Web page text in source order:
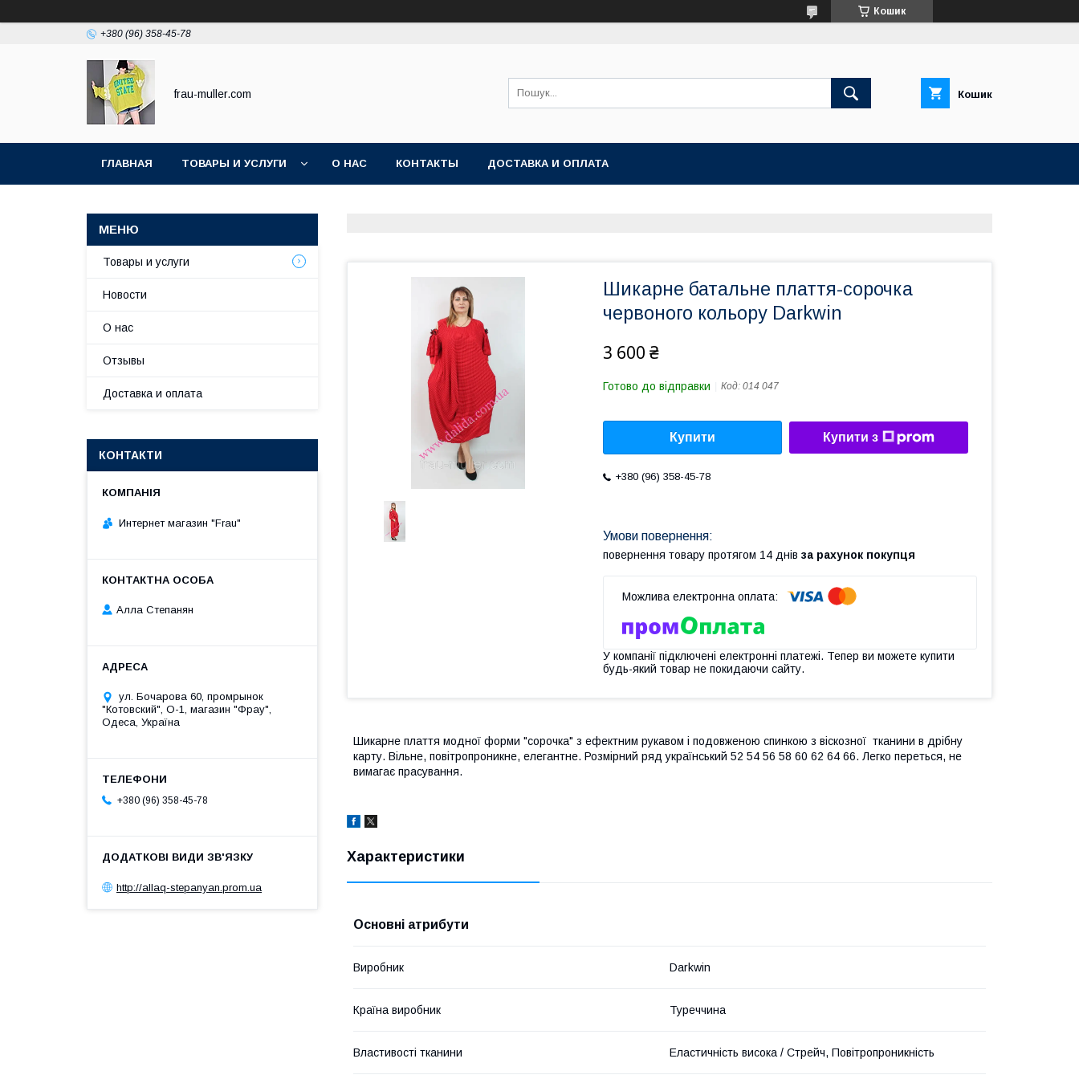
Кошик
+380 (96) 358-45-78
frau-muller.com Кошик
ГЛАВНАЯ ТОВАРЫ И УСЛУГИ О НАС КОНТАКТЫ ДОСТАВКА И ОПЛАТА
Шикарне батальне плаття-сорочка
червоного кольору Darkwin
3 600 ₴
Готово до відправки Код: 014 047
Купити Купити з
+380 (96) 358-45-78
повернення товару протягом 14 днів за рахунок покупця
У компанії підключені електронні платежі. Тепер ви можете купити
будь-який товар не покидаючи сайту.
Шикарне плаття модної форми "сорочка" з ефектним рукавом і подовженою спинкою з віскозної тканини в дрібну
карту. Вільне, повітропроникне, елегантне. Розмірний ряд український 52 54 56 58 60 62 64 66. Легко переться, не
вимагає прасування.
Характеристики
Основні атрибути
Виробник Darkwin
Країна виробник Туреччина
Властивості тканини Еластичність висока / Стрейч, Повітропроникність
Товары и услуги
Новости
О нас
Отзывы
Доставка и оплата
КОНТАКТИ
Интернет магазин "Frau"
Алла Степанян
ул. Бочарова 60, промрынок
"Котовский", О-1, магазин "Фрау",
Одеса, Україна
+380 (96) 358-45-78
http://allaq-stepanyan.prom.ua